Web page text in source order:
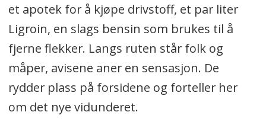
et apotek for å kjøpe drivstoff, et par liter
Ligroin, en slags bensin som brukes til å
fjerne flekker. Langs ruten står folk og
måper, avisene aner en sensasjon. De
rydder plass på forsidene og forteller her
om det nye vidunderet.